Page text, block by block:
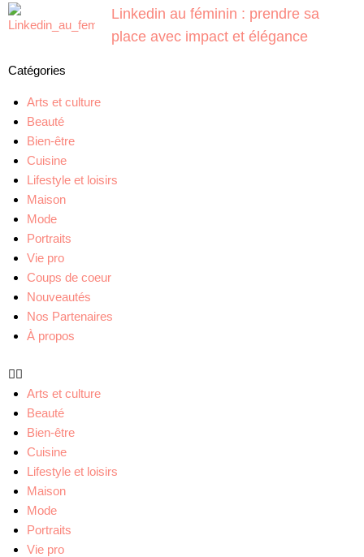
Linkedin au féminin : prendre sa
place avec impact et élégance
Catégories
Arts et culture
Beauté
Bien-être
Cuisine
Lifestyle et loisirs
Maison
Mode
Portraits
Vie pro
Coups de coeur
Nouveautés
Nos Partenaires
À propos
Arts et culture
Beauté
Bien-être
Cuisine
Lifestyle et loisirs
Maison
Mode
Portraits
Vie pro